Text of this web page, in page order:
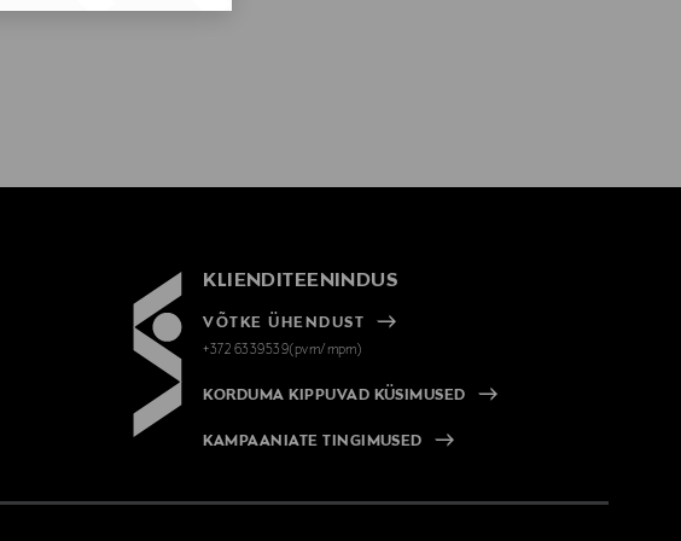
KLIENDITEENINDUS
VÕTKE ÜHENDUST
+372 6339539(pvm/mpm)
KORDUMA KIPPUVAD KÜSIMUSED
KAMPAANIATE TINGIMUSED